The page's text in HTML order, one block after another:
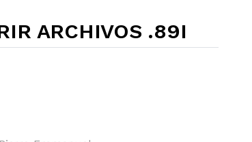
ARCHIVOS .89I